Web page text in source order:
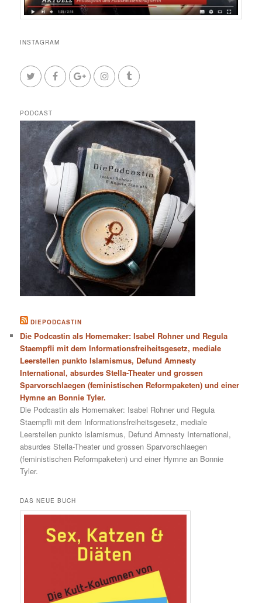
INSTAGRAM
PODCAST
DIEPODCASTIN
Die Podcastin als Homemaker: Isabel Rohner und Regula
Staempfli mit dem Informationsfreiheitsgesetz, mediale
Leerstellen punkto Islamismus, Defund Amnesty
International, absurdes Stella-Theater und grossen
Sparvorschlaegen (feministischen Reformpaketen) und einer
Hymne an Bonnie Tyler.
Die Podcastin als Homemaker: Isabel Rohner und Regula
Staempfli mit dem Informationsfreiheitsgesetz, mediale
Leerstellen punkto Islamismus, Defund Amnesty International,
absurdes Stella-Theater und grossen Sparvorschlaegen
(feministischen Reformpaketen) und einer Hymne an Bonnie
Tyler.
DAS NEUE BUCH